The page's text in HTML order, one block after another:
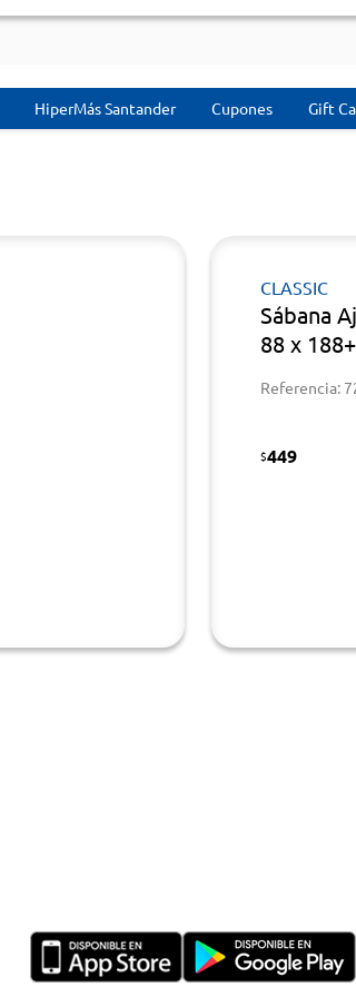
HiperMás Santander Cupones Gift
CLASSIC
Sábana
88 x
Referencia:
$449